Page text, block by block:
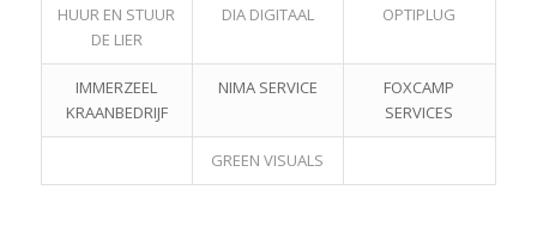
HUUR EN STUUR
DE LIER
DIA DIGITAAL OPTIPLUG
IMMERZEEL
KRAANBEDRIJF
NIMA SERVICE
FOXCAMP
SERVICES
GREEN VISUALS